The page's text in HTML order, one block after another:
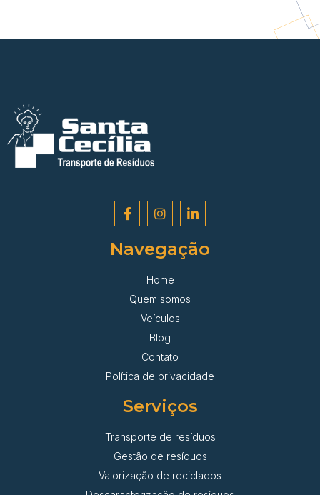
Navegação
Home
Quem somos
Veículos
Blog
Contato
Política de privacidade
Serviços
Transporte de resíduos
Gestão de resíduos
Valorização de reciclados